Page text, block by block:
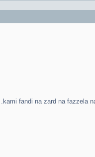
fandi na zard na fazzela